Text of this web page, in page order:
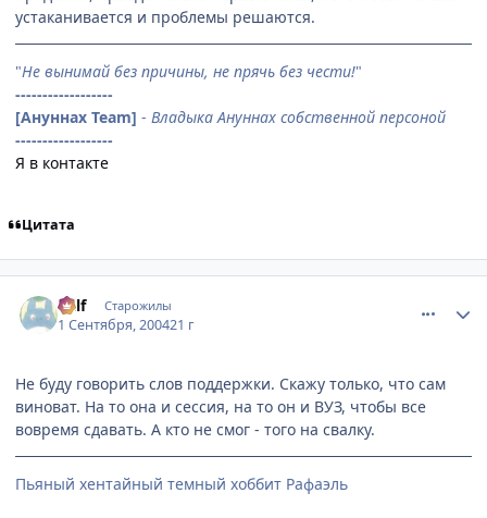
устаканивается и проблемы решаются.
"Не вынимай без причины, не прячь без чести!"
------------------
[Ануннах Team] - Владыка Ануннах собственной персоной
------------------
Я в контакте
Цитата
Ralf Старожилы
1 Сентября, 200421 г
Не буду говорить слов поддержки. Скажу только, что сам
виноват. На то она и сессия, на то он и ВУЗ, чтобы все
вовремя сдавать. А кто не смог - того на свалку.
Пьяный хентайный темный хоббит Рафаэль